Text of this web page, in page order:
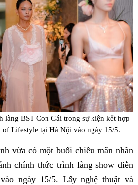
BST Con Gái trong sự kiện kết hợp
of Lifestyle tại Hà Nội vào ngày 15/5.
vừa có một buổi chiều mãn nhãn
chính thức trình làng show diễn
ngày 15/5. Lấy nghệ thuật và